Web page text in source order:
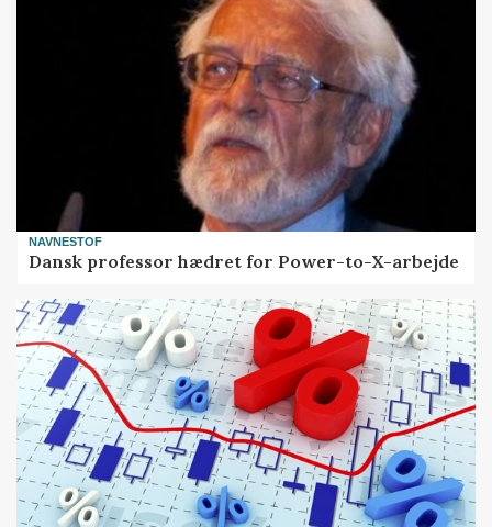
NAVNESTOF
Dansk professor hædret for Power-to-X-arbejde